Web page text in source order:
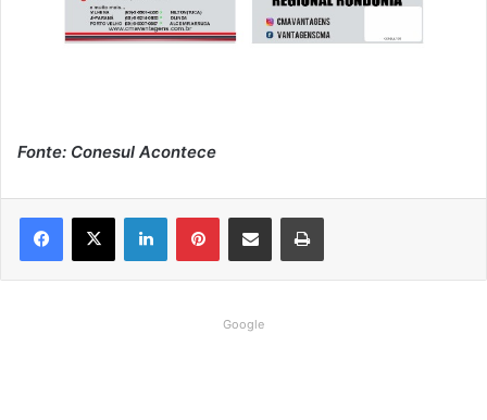
Fonte: Conesul Acontece
Google